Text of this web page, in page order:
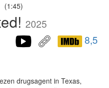
(1:45)
2025
8,5
drugsagent in Texas,